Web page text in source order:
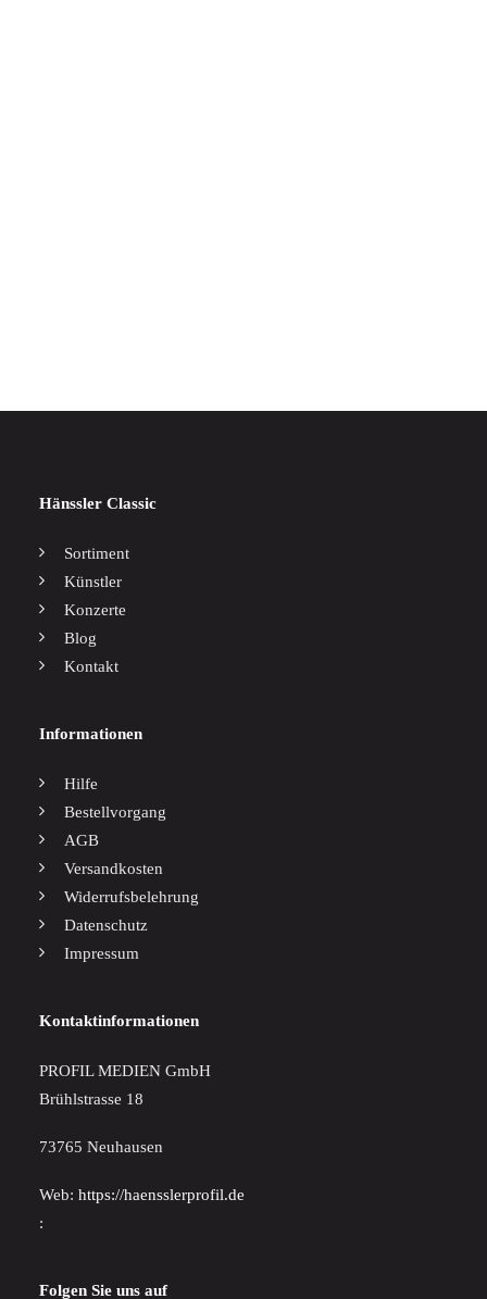
Hänssler Classic
Sortiment
Künstler
Konzerte
Blog
Kontakt
Informationen
Hilfe
Bestellvorgang
AGB
Versandkosten
Widerrufsbelehrung
Datenschutz
Impressum
Kontaktinformationen
PROFIL MEDIEN GmbH
Brühlstrasse 18
73765 Neuhausen
Web: https://haensslerprofil.de
:
Folgen Sie uns auf